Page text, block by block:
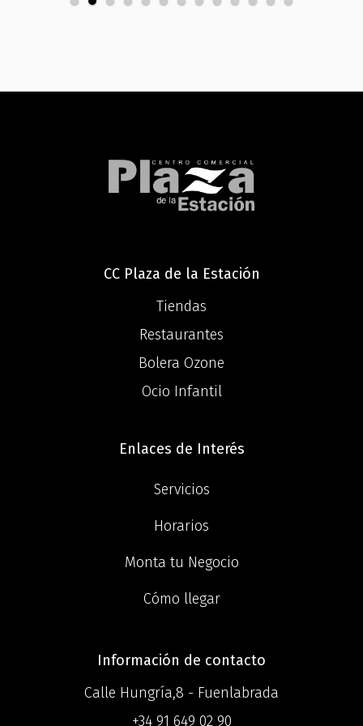
CC Plaza de la Estación
Tiendas
Restaurantes
Bolera Ozone
Ocio Infantil
Enlaces de Interés
Servicios
Horarios
Monta tu Negocio
Cómo llegar
Información de contacto
Calle Hungría,8 - Fuenlabrada
+34 91 649 02 90